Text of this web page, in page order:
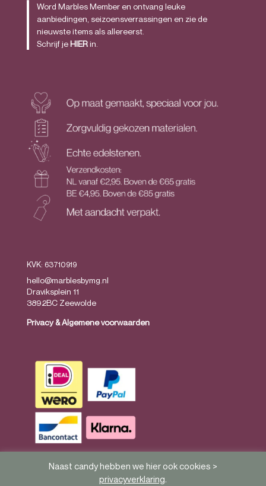
Word Marbles Member en ontvang leuke
aanbiedingen, seizoensverrassingen en zie de
nieuwste items als allereerst.
Schrijf jeHIERin.
KVK: 63710919
hello@marblesbymg.nl
Draviksplein 11
3892BC Zeewolde
Privacy&Algemene voorwaarden
Naast candy hebben we hier ook cookies >
privacyverklaring.